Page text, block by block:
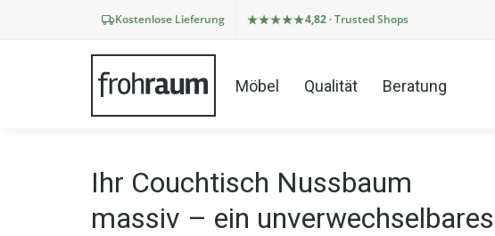
Kostenlose Lieferung 4,82 · Trusted Shops
Möbel Qualität Beratung
Ihr Couchtisch Nussbaum
massiv – ein unverwechselbares